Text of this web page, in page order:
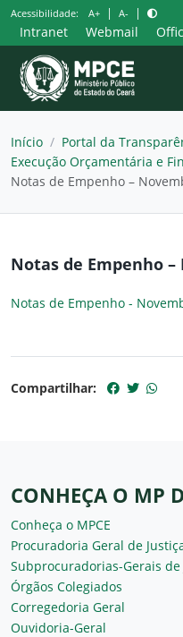
Pular
para
o
conteúdo
Acessibilidade: A+ | A- |
Intranet Webmail
Início / Portal da
Execução Orçamentária e
Notas de Empenho –
Notas de Empenho –
Notas de Empenho -
Compartilhar:
CONHEÇA O MP
Conheça o MPCE
Procuradoria Geral de
Subprocuradorias-Gerais de
Órgãos Colegiados
Corregedoria Geral
Ouvidoria-Geral